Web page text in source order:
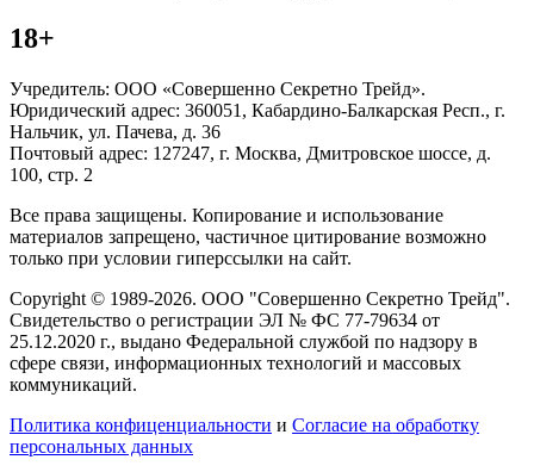
18+
Учредитель: ООО «Совершенно Секретно Трейд».
Юридический адрес: 360051, Кабардино-Балкарская Респ., г.
Нальчик, ул. Пачева, д. 36
Почтовый адрес: 127247, г. Москва, Дмитровское шоссе, д.
100, стр. 2
Все права защищены. Копирование и использование
материалов запрещено, частичное цитирование возможно
только при условии гиперссылки на сайт.
Copyright © 1989-2026. ООО "Совершенно Секретно Трейд".
Свидетельство о регистрации ЭЛ № ФС 77-79634 от
25.12.2020 г., выдано Федеральной службой по надзору в
сфере связи, информационных технологий и массовых
коммуникаций.
Политика конфиценциальности и Согласие на обработку
персональных данных